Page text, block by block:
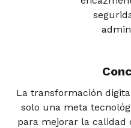
La transformación
solo una meta
para mejorar la calidad